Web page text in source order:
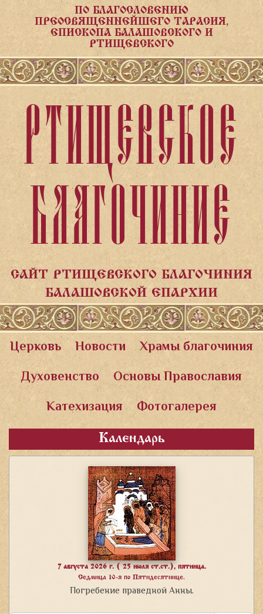
ПО БЛАГОСЛОВЕНИЮ
ПРЕОСВЯЩЕННЕЙШЕГО ТАРАСИЯ,
ЕПИСКОПА БАЛАШОВСКОГО И
РТИЩЕВСКОГО
РТИЩЕВСКОЕ
БЛАГОЧИНИЕ
САЙТ РТИЩЕВСКОГО БЛАГОЧИНИЯ
БАЛАШОВСКОЙ ЕПАРХИИ
Церковь Новости
Храмы благочиния
Духовенство
Основы Православия
Катехизация
Фотогалерея
Календарь
7 августа 2026 г. ( 25 июля ст.ст.), пятница.
Седмица 10-я по Пятидесятнице.
Погребение праведной Анны.